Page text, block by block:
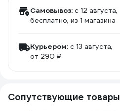
Самовывоз: c 12 августа,
бесплатно, из 1 магазина
Курьером: c 13 августа,
от 290 ₽
Сопутствующие товары